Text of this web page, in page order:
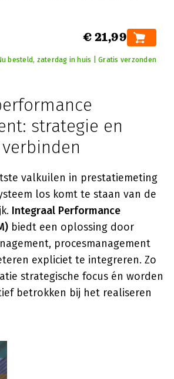
€ 21,99
besteld, zaterdag in huis | Gratis verzonden
strategie en
valkuilen in prestatiemeting
los komt te staan van de
Integraal Performance
biedt een oplossing door
procesmanagement
expliciet te integreren. Zo
strategische focus én worden
betrokken bij het realiseren